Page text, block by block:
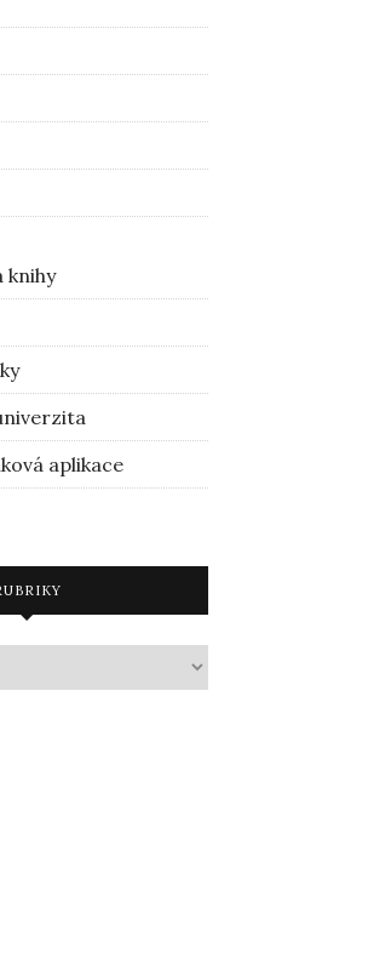
knihy
aplikace